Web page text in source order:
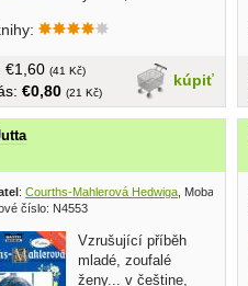
kúpiť
€1,60 (41 Kč)
€0,80 (21 Kč)
: Courths-Mahlerová Hedwiga , Moba 2002
číslo: N4553
Vzrušující příběh
mladé, zoufalé
ženy... v češtine,